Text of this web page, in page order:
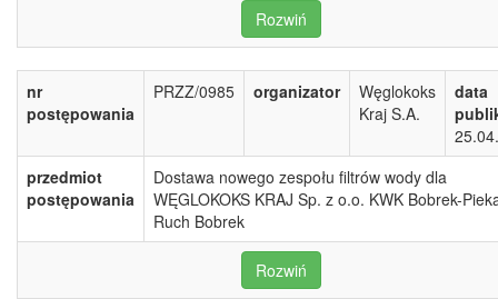
Rozwiń
nr
postępowania
PRZZ/0985 organizator
Węglokoks
Kraj S.A.
data
przedmiot
postępowania
Dostawa nowego zespołu filtrów wody dla
WĘGLOKOKS KRAJ Sp. z o.o. KWK Bobrek-
Ruch Bobrek
Rozwiń